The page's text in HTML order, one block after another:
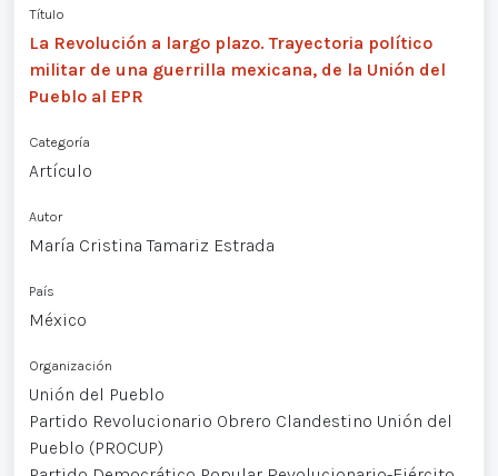
Título
La Revolución a largo plazo. Trayectoria político
militar de una guerrilla mexicana, de la Unión del
Pueblo al EPR
Categoría
Artículo
Autor
María Cristina Tamariz Estrada
País
México
Organización
Unión del Pueblo
Partido Revolucionario Obrero Clandestino Unión del
Pueblo (PROCUP)